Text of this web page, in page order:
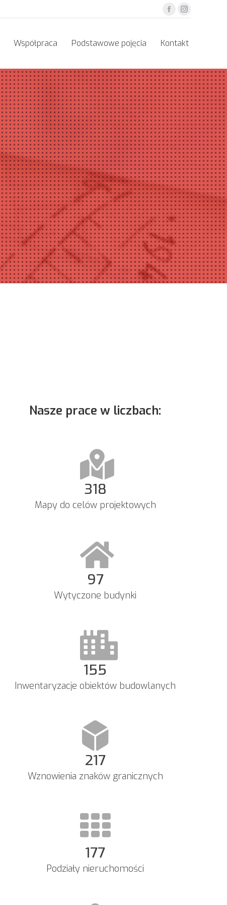
FacebookInstagram
Współpraca Podstawowe pojęcia Kontakt
Nasze prace w liczbach:
318
Mapy do celów projektowych
98
Wytyczone budynki
156
Inwentaryzacje obiektów budowlanych
219
Wznowienia znaków granicznych
178
Podziały nieruchomości
Współpraca Podstawowe pojęcia Kontakt